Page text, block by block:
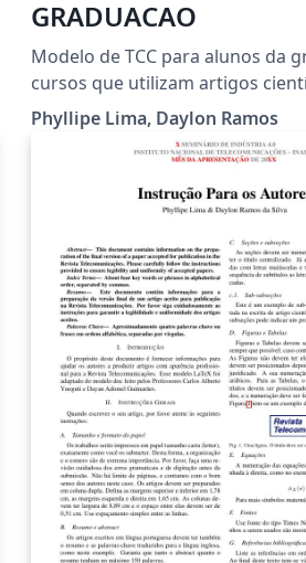
GRADUACAO
Modelo de TCC para alunos da
cursos que utilizam artigos
Phyllipe Lima, Daylon Ramos